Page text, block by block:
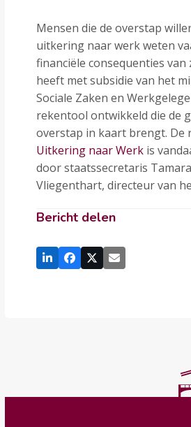
Mensen die de overstap
uitkering naar werk weten
financiële consequenties van
heeft met subsidie van het
Sociale Zaken en
rekentool ontwikkeld die de
overstap in kaart brengt. De
Uitkering naar Werk is
door staatssecretaris
Vliegenthart, directeur van
Bericht delen